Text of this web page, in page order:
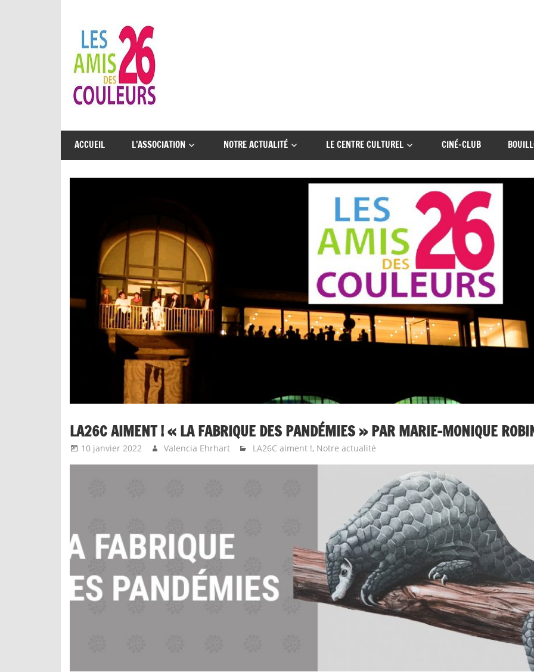
content
Couleurs…
belle
aventure
à
partager
ACCUEIL L’ASSOCIATION NOTRE ACTUALITÉ LE CENTRE CULTUREL CINÉ-CLUB
LA26C AIMENT ! « LA FABRIQUE DES PANDÉMIES » PAR MARIE-MONIQUE
10 janvier 2022 Valencia Ehrhart LA26C aiment !, Notre actualité